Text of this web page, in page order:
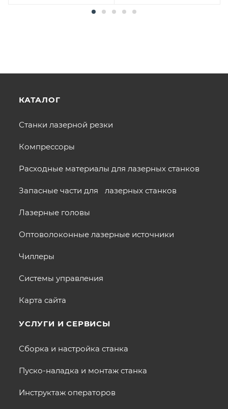
КАТАЛОГ
Станки лазерной резки
Компрессоры
Расходные материалы для лазерных станков
Запасные части для лазерных станков
Лазерные головы
Оптоволоконные лазерные источники
Чиллеры
Системы управления
Карта сайта
УСЛУГИ И СЕРВИСЫ
Сборка и настройка станка
Пуско-наладка и монтаж станка
Инструктаж операторов